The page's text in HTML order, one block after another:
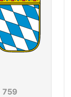
759